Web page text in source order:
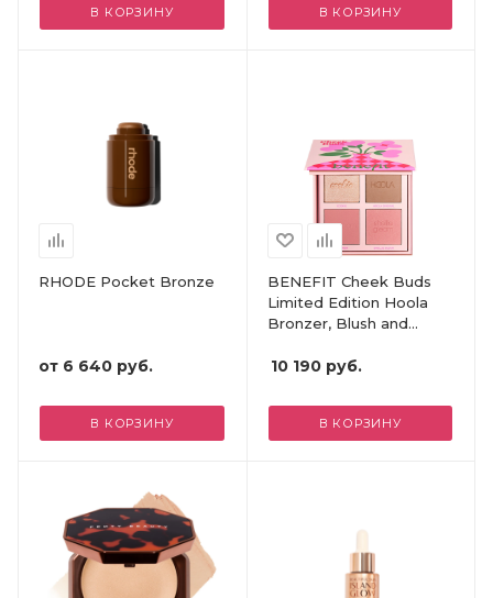
В КОРЗИНУ В КОРЗИНУ
RHODE Pocket Bronze
от 6 640 руб.
В КОРЗИНУ
BENEFIT Cheek Buds
Limited Edition Hoola
Bronzer, Blush and
10 190руб.
В КОРЗИНУ